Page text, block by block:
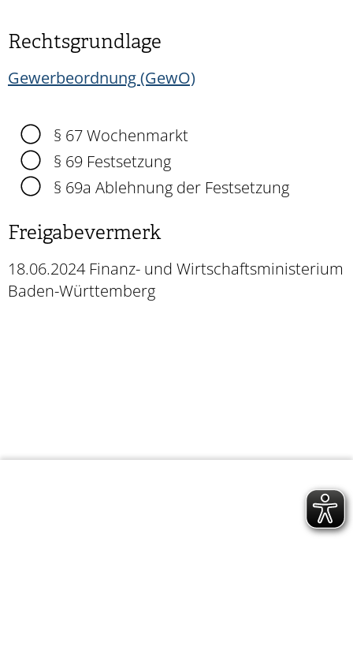
Rechtsgrundlage
Gewerbeordnung (GewO)
§ 67 Wochenmarkt
§ 69 Festsetzung
§ 69a Ablehnung der Festsetzung
Freigabevermerk
18.06.2024 Finanz- und Wirtschaftsministerium
Baden-Württemberg